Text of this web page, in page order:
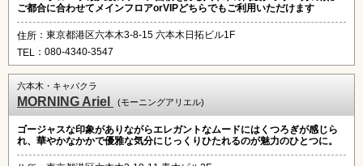
ご都合に合わせてメインフロアorVIPどちらでもご利用いただけます
住所 ：東京都港区六本木3-8-15 六本木日拓ビル1F
TEL
：080-4340-3547
六本木・キャバクラ
MORNING Ariel (モーニングアリエル)
ゴージャスな印象がありながらエレガントなムードにはくつろぎが感じら
れ、華やかなかかで優雅な気分にじっくりひたれるのが魅力のひとつに。